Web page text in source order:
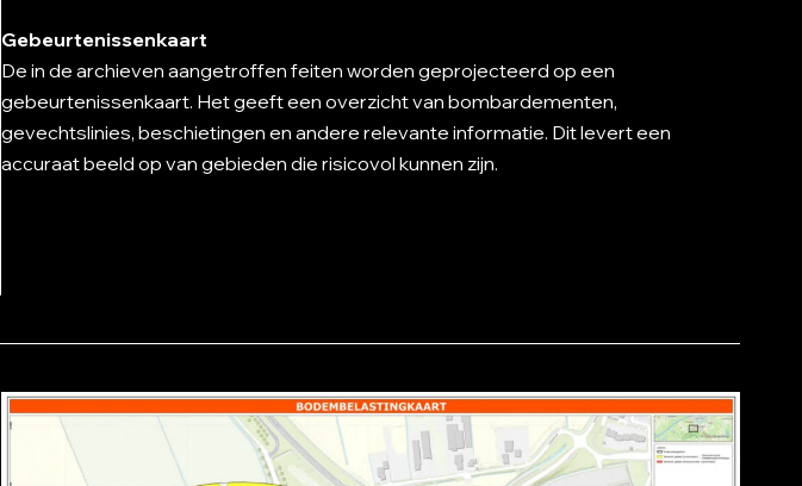
Gebeurtenissenkaart
De in de archieven aangetroffen feiten worden geprojecteerd op een
gebeurtenissenkaart. Het geeft een overzicht van bombardementen,
gevechtslinies, beschietingen en andere relevante informatie. Dit levert een
accuraat beeld op van gebieden die risicovol kunnen zijn.